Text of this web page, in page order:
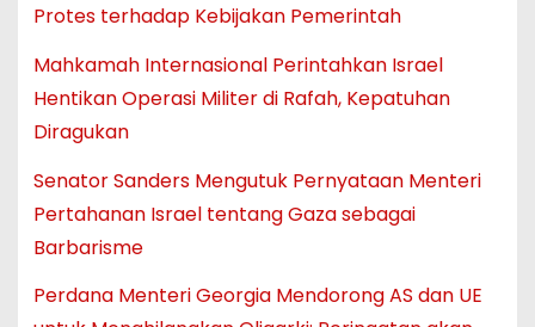
Protes terhadap Kebijakan Pemerintah
Mahkamah Internasional Perintahkan Israel
Hentikan Operasi Militer di Rafah, Kepatuhan
Diragukan
Senator Sanders Mengutuk Pernyataan Menteri
Pertahanan Israel tentang Gaza sebagai
Barbarisme
Perdana Menteri Georgia Mendorong AS dan UE